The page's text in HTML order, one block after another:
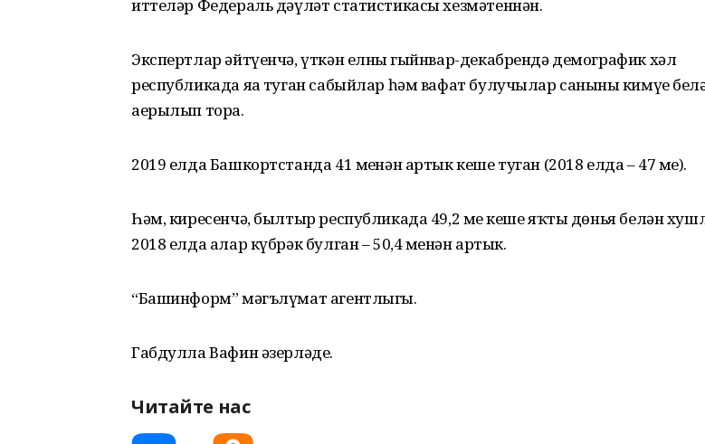
иттеләр Федераль дәүләт статистикасы хезмәтеннән.
Экспертлар әйтүенчә, үткән елның гыйнвар-декабрендә демографик хәл
республикада яңа туган сабыйлар һәм вафат булучылар санының кимүе
аерылып тора.
2019 елда Башкортстанда 41 меңнән артык кеше туган (2018 елда – 47 мең).
Һәм, киресенчә, былтыр республикада 49,2 мең кеше яҡты дөнья белән
2018 елда алар күбрәк булган – 50,4 меңнән артык.
“Башинформ” мәгълүмат агентлыгы.
Габдулла Вафин әзерләде.
Читайте нас